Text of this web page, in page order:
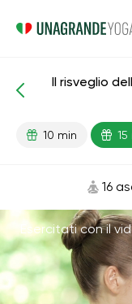
Il risveglio
10 min 15
16
Esercitati con il